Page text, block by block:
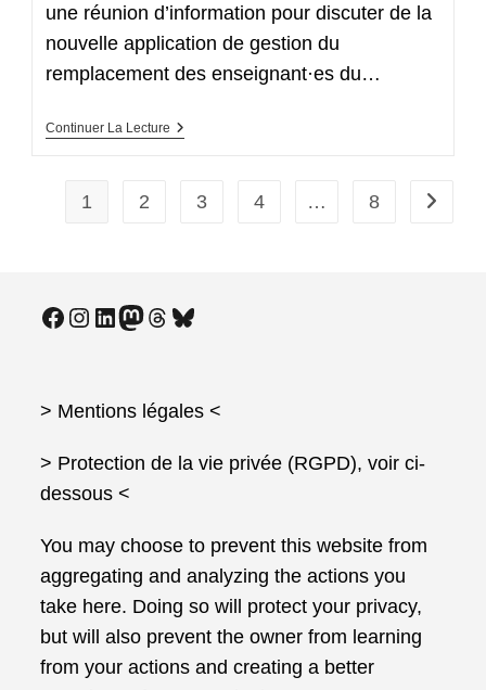
une réunion d’information pour discuter de la
nouvelle application de gestion du
remplacement des enseignant·es du…
Continuer La Lecture Compte
Réunion
Sur
Des
Enseignant·es
Premier
Degré
1 2 3 4 … 8 Aller à
Facebook
Instagram
LinkedIn
Mastodon
ThreadsBluesky
> Mentions légales <
> Protection de la vie privée (RGPD), voir ci-
dessous <
You may choose to prevent this website from
aggregating and analyzing the actions you
take here. Doing so will protect your privacy,
but will also prevent the owner from learning
from your actions and creating a better